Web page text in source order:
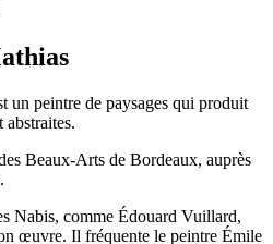
un peintre de paysages qui produit
abstraites.
Beaux-Arts de Bordeaux, auprès
Nabis, comme Édouard Vuillard,
œuvre. Il fréquente le peintre Émile